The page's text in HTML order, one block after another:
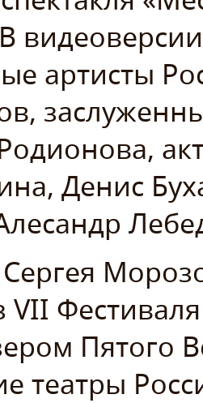
артисты
Денис
VII
Пятого
театры